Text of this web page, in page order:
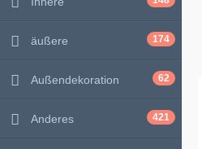
äußere 174
Außendekoration 62
Anderes 421